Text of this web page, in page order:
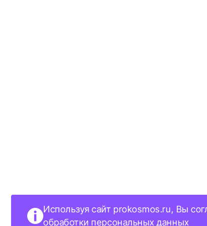
Используя сайт prokosmos.ru, Вы
обработки персональных данных